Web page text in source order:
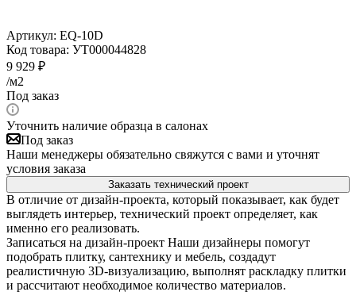
Артикул: EQ-10D
Код товара: УТ000044828
9 929 ₽
/м2
Под заказ
Уточнить наличие образца в салонах
Под заказ
Наши менеджеры обязательно свяжутся с вами и уточнят
условия заказа
Заказать технический проект
В отличие от дизайн-проекта, который показывает, как будет
выглядеть интерьер, технический проект определяет, как
именно его реализовать.
Записаться на дизайн-проект Наши дизайнеры помогут
подобрать плитку, сантехнику и мебель, создадут
реалистичную 3D-визуализацию, выполнят раскладку плитки
и рассчитают необходимое количество материалов.